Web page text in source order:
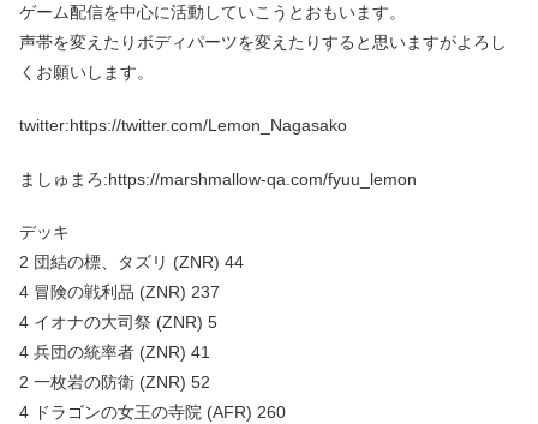
ゲーム配信を中心に活動していこうとおもいます。
声帯を変えたりボディパーツを変えたりすると思いますがよろし
くお願いします。
twitter:https://twitter.com/Lemon_Nagasako
ましゅまろ:https://marshmallow-qa.com/fyuu_lemon
デッキ
2 団結の標、タズリ (ZNR) 44
4 冒険の戦利品 (ZNR) 237
4 イオナの大司祭 (ZNR) 5
4 兵団の統率者 (ZNR) 41
2 一枚岩の防衛 (ZNR) 52
4 ドラゴンの女王の寺院 (AFR) 260